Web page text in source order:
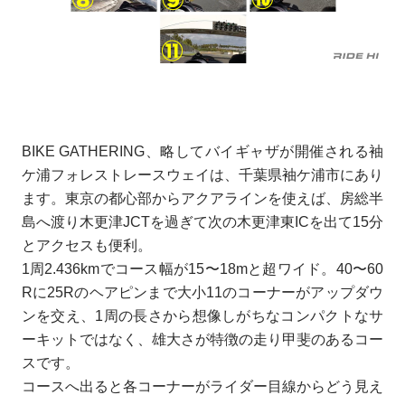
BIKE GATHERING、略してバイギャザが開催される袖
ケ浦フォレストレースウェイは、千葉県袖ケ浦市にあり
ます。東京の都心部からアクアラインを使えば、房総半
島へ渡り木更津JCTを過ぎて次の木更津東ICを出て15分
とアクセスも便利。
1周2.436kmでコース幅が15〜18mと超ワイド。40〜60
Rに25Rのヘアピンまで大小11のコーナーがアップダウ
ンを交え、1周の長さから想像しがちなコンパクトなサ
ーキットではなく、雄大さが特徴の走り甲斐のあるコー
スです。
コースへ出ると各コーナーがライダー目線からどう見え